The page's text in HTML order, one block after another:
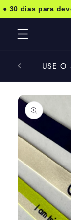
para o
dias para
USE O
para a
informação
do produto